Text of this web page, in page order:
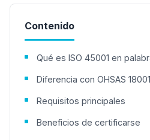
Contenido
Qué es ISO 45001 en
Diferencia con OHSAS 18001
Requisitos principales
Beneficios de certificarse